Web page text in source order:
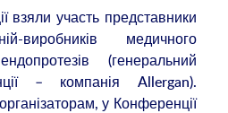
взяли участь представники
виробників медичного
(генеральний
– компанія Allergan).
у Конференції